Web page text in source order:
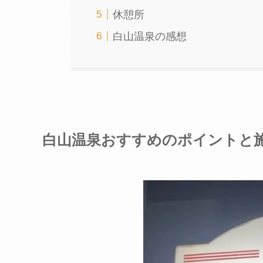
休憩所
白山温泉の感想
白山温泉おすすめのポイントと